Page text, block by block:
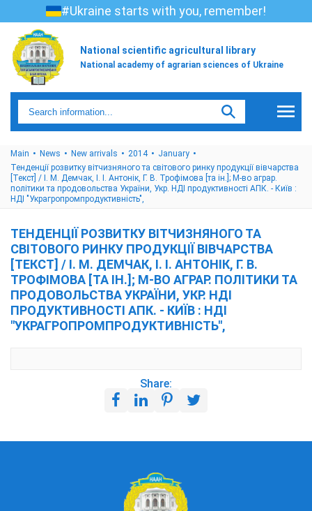
#Ukraine starts with you, remember!
National scientific agricultural library
National academy of agrarian sciences of Ukraine
Main News New arrivals 2014
January
Тенденції розвитку вітчизняного та світового ринку продукції вівчарства
[Текст] / І. М. Демчак, І. І. Антонік, Г. В. Трофімова [та ін.]; М-во аграр.
політики та продовольства України, Укр. НДІ продуктивності АПК. - Київ :
НДІ "Украгропромпродуктивність",
ТЕНДЕНЦІЇ РОЗВИТКУ ВІТЧИЗНЯНОГО ТА
СВІТОВОГО РИНКУ ПРОДУКЦІЇ ВІВЧАРСТВА
[ТЕКСТ] / І. М. ДЕМЧАК, І. І. АНТОНІК, Г. В.
ТРОФІМОВА [ТА ІН.]; М-ВО АГРАР. ПОЛІТИКИ ТА
ПРОДОВОЛЬСТВА УКРАЇНИ, УКР. НДІ
ПРОДУКТИВНОСТІ АПК. - КИЇВ : НДІ
"УКРАГРОПРОМПРОДУКТИВНІСТЬ",
Share: